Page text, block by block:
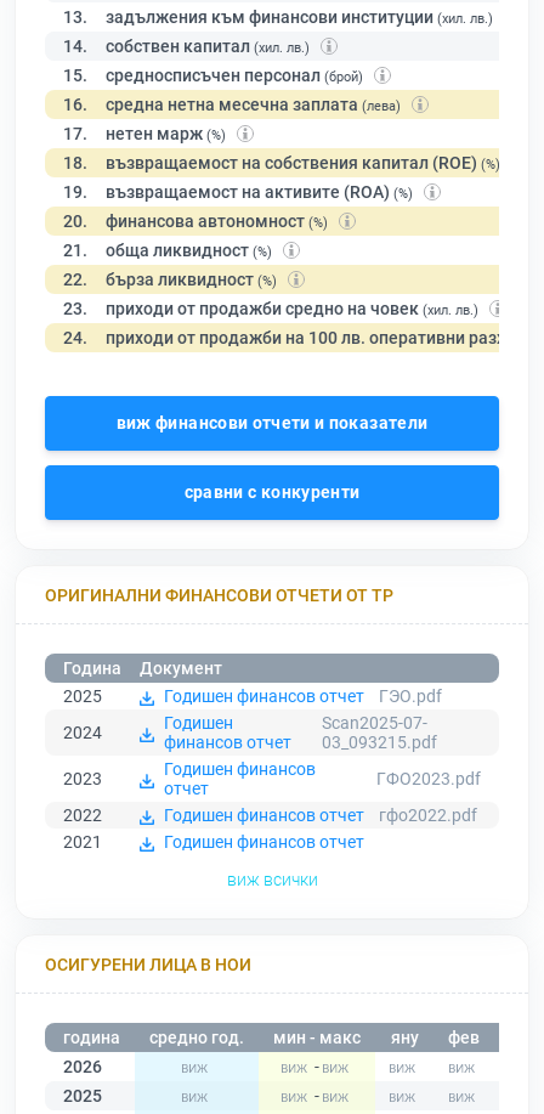
13. задължения към финансови институции (хил. лв.)
14. собствен капитал (хил. лв.)
15. средносписъчен персонал (брой)
16. средна нетна месечна заплата (лева)
17. нетен марж (%)
18. възвращаемост на собствения капитал (ROE) (%)
19. възвращаемост на активите (ROA) (%)
20. финансова автономност (%)
21. обща ликвидност (%)
22. бърза ликвидност (%)
23. приходи от продажби средно на човек (хил. лв.)
24. приходи от продажби на 100 лв. оперативни разходи
виж финансови отчети и показатели
сравни с конкуренти
ОРИГИНАЛНИ ФИНАНСОВИ ОТЧЕТИ ОТ ТР
Година
Документ
2025
Годишен финансов отчет
ГЭО.pdf
2024
Годишен
финансов отчет
Scan2025-07-
03_093215.pdf
2023
Годишен финансов
отчет
ГФО2023.pdf
2022
Годишен финансов отчет
гфо2022.pdf
2021
Годишен финансов отчет
виж всички
ОСИГУРЕНИ ЛИЦА В НОИ
година средно год. мин - макс яну фев
2026
-
2025
-